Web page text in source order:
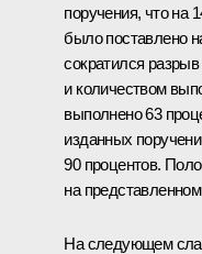
поручения, что на
было поставлено
сократился
и количеством
выполнено 63
изданных
90 процентов.
на
На следующем